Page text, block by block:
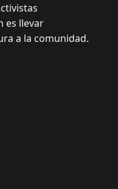
es llevar
a la comunidad.